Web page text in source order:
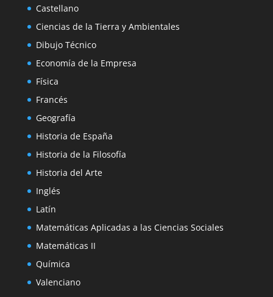
Castellano
Ciencias de la Tierra y Ambientales
Dibujo Técnico
Economía de la Empresa
Física
Francés
Geografía
Historia de España
Historia de la Filosofía
Historia del Arte
Inglés
Latín
Matemáticas Aplicadas a las Ciencias Sociales
Matemáticas II
Química
Valenciano